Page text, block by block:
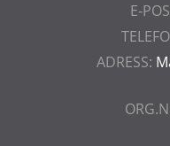
E-
ADRESS: